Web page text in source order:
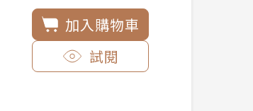
加入購物車
試閱